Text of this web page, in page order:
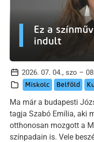
Ez a
indult
2026. 07. 04., szo –
Miskolc Belföld
Ma már a budapesti
tagja Szabó Emília, aki
otthonosan mozgott a
színpadain is. Vele